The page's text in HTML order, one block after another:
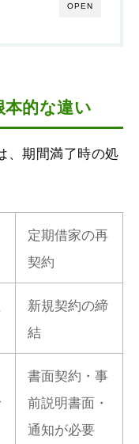
OPEN
本的な違い
、期間満了時の処
定期借家の再
契約
新規契約の締
結
書面契約・事
前説明書面・
通知が必要